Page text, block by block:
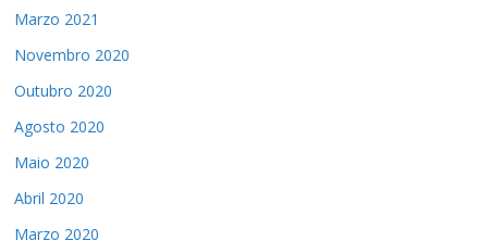
Marzo 2021
Novembro 2020
Outubro 2020
Agosto 2020
Maio 2020
Abril 2020
Marzo 2020